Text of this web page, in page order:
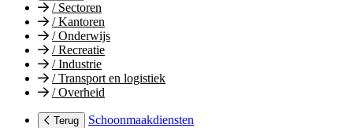
/Sectoren
/Kantoren
/Onderwijs
/Recreatie
/Industrie
/Transport en logistiek
/Overheid
Terug
Schoonmaakdiensten